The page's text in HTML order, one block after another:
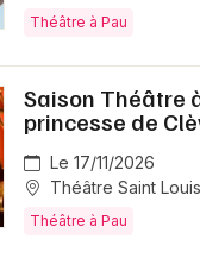
Théâtre à Pau
Saison Théâtre
princesse de
Le 17/11/2026
Théâtre Saint
Théâtre à Pau